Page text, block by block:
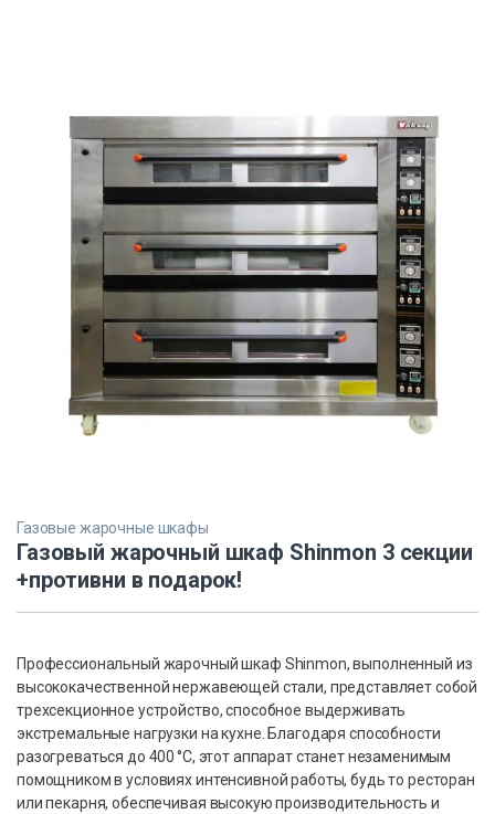
Газовые жарочные шкафы
Газовый жарочный шкаф Shinmon 3 секции
+противни в подарок!
Профессиональный жарочный шкаф Shinmon, выполненный из
высококачественной нержавеющей стали, представляет собой
трехсекционное устройство, способное выдерживать
экстремальные нагрузки на кухне. Благодаря способности
разогреваться до 400 °C, этот аппарат станет незаменимым
помощником в условиях интенсивной работы, будь то ресторан
или пекарня, обеспечивая высокую производительность и